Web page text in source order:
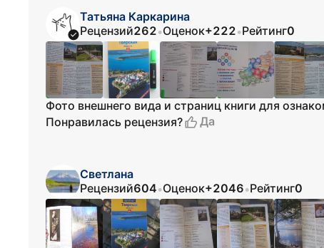
Татьяна Каркарина
Рецензий262•Оценок+222•Рейтинг0
Фото внешнего вида и страниц книги для
Понравилась рецензия?
Да
Светлана
Рецензий604•Оценок+2046•Рейтинг0